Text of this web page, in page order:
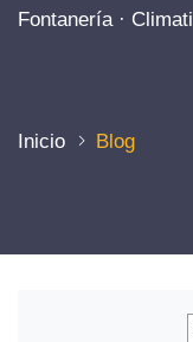
Fontanería ·
Inicio Blog